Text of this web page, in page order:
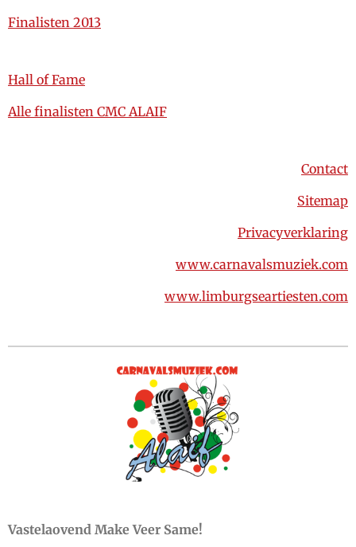
Finalisten 2013
Hall of Fame
Alle finalisten CMC ALAIF
Contact
Sitemap
Privacyverklaring
www.carnavalsmuziek.com
www.limburgseartiesten.com
Vastelaovend Make Veer Same!